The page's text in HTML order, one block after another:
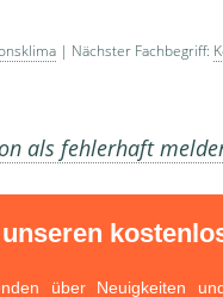
| Nächster Fachbegriff:
als fehlerhaft
über Neuigkeiten